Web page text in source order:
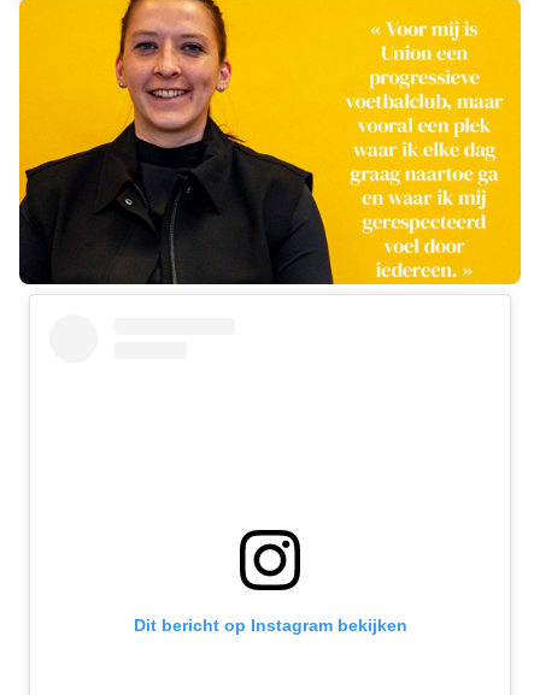
Dit bericht op Instagram bekijken